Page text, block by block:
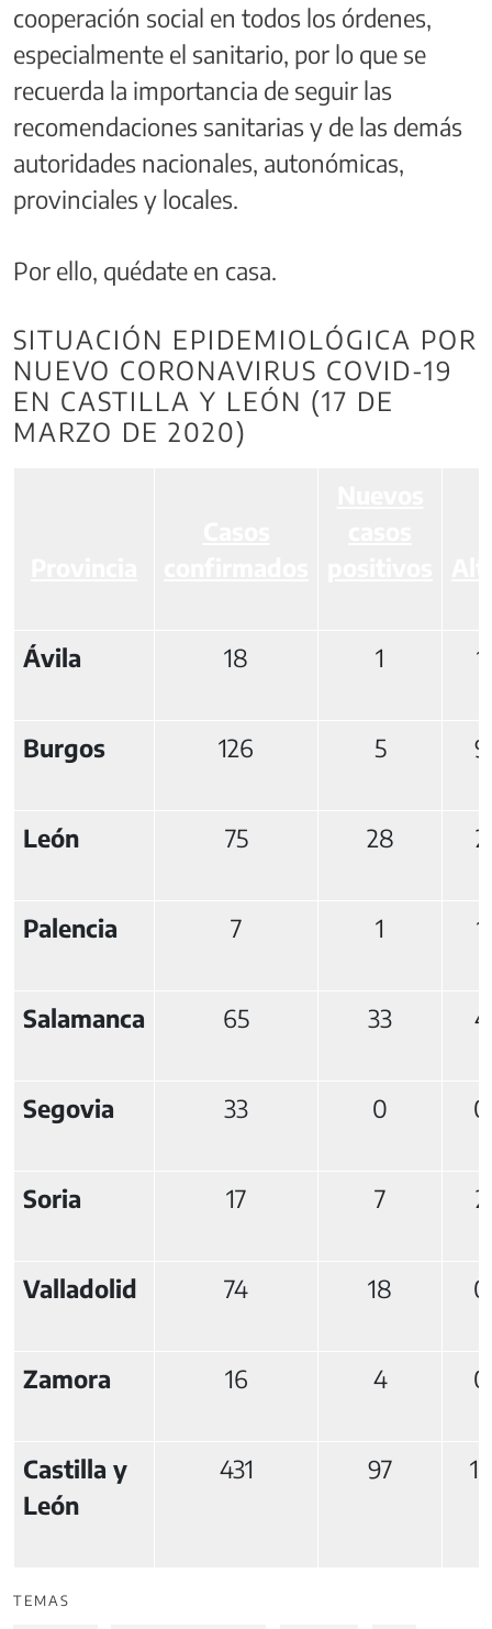
cooperación social en todos los órdenes,
especialmente el sanitario, por lo que se
recuerda la importancia de seguir las
recomendaciones sanitarias y de las demás
autoridades nacionales, autonómicas,
provinciales y locales.
Por ello, quédate en casa.
SITUACIÓN EPIDEMIOLÓGICA POR
NUEVO CORONAVIRUS COVID-19
EN CASTILLA Y LEÓN (17 DE
MARZO DE 2020)
Ávila 18 1 1
Burgos 126 5 9
León 75 28 2
Palencia 7 1 1
Salamanca 65 33 4
Segovia 33 0 0
Soria 17 7 2
Valladolid 74 18 0
Zamora 16 4 0
Castilla y
León
431 97 19
TEMAS